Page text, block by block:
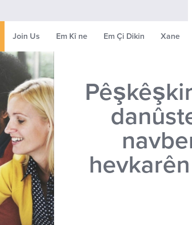
Xane
Em Çi Dikin
Em Kî ne
Join Us